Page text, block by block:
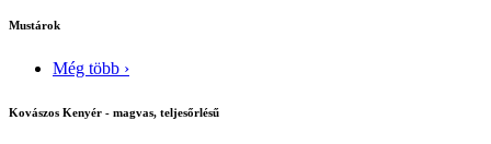
Mustárok
Még több ›
Kovászos Kenyér - magvas, teljesőrlésű